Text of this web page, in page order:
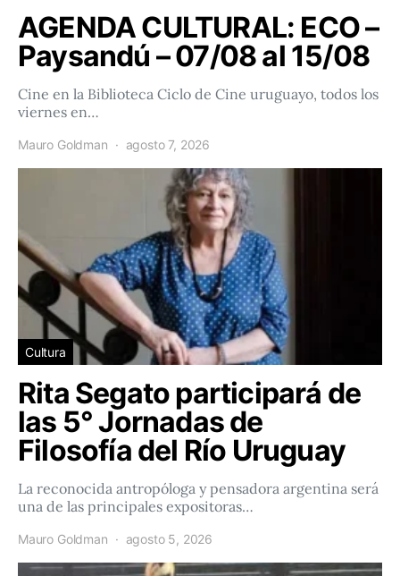
AGENDA CULTURAL: ECO –
Paysandú – 07/08 al 15/08
Cine en la Biblioteca Ciclo de Cine uruguayo, todos los
viernes en…
Mauro Goldman agosto 7, 2026
Cultura
Rita Segato participará de
las 5° Jornadas de
Filosofía del Río Uruguay
La reconocida antropóloga y pensadora argentina será
una de las principales expositoras…
Mauro Goldman agosto 5, 2026